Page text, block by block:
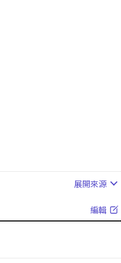
展開來源
編輯